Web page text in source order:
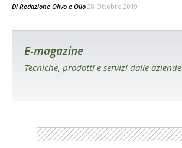
Di Redazione Olivo e Olio 28 Ottobre 2019
E-magazine
Tecniche, prodotti e servizi dalle aziende